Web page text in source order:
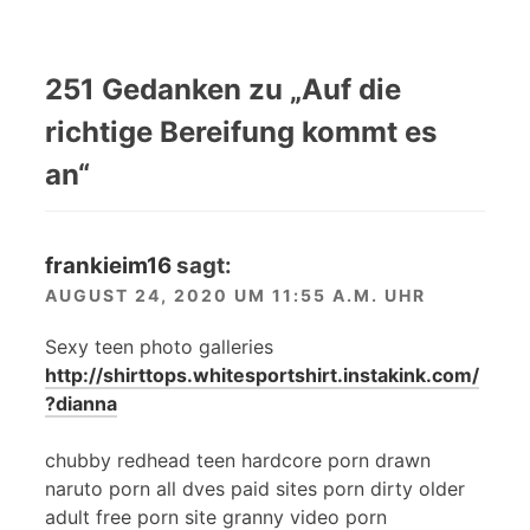
251 Gedanken zu „Auf die
richtige Bereifung kommt es
an“
frankieim16sagt:
AUGUST 24, 2020 UM 11:55 A.M. UHR
Sexy teen photo galleries
http://shirttops.whitesportshirt.instakink.com/
?dianna
chubby redhead teen hardcore porn drawn
naruto porn all dves paid sites porn dirty older
adult free porn site granny video porn